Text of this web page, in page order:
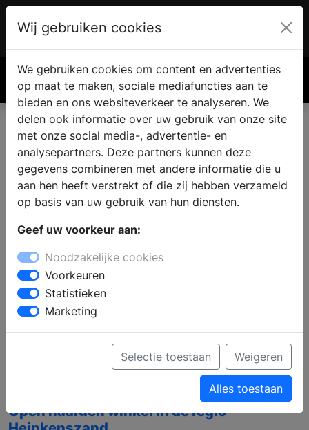
€ 0.00
Eigen haard of kachel vinden
in Heinkenszand
Heinkenszand kunt u inspiratie op doen bij de
haardenspecialist. Bij een specialist zijn verschillende
soorten haarden te bezichtigen en kunt u uitzoeken
wat de mogelijkheden zijn voor uw woning, interieur
en budget. Bij de haardenspeciaalzaak vindt u alles op
het gebied van houthaarden en gashaarden,
vrijstaand en inbouw, of pellet kachels, houtkachels
en gaskachels. Bovendien kunt u zich laten
informeren over een vakkundige installatie en de
Open haarden winkel in de regio
Wij gebruiken cookies
We gebruiken cookies om content en advertenties
op maat te maken, sociale mediafuncties aan te
bieden en ons websiteverkeer te analyseren. We
delen ook informatie over uw gebruik van onze site
met onze social media-, advertentie- en
analysepartners. Deze partners kunnen deze
gegevens combineren met andere informatie die u
aan hen heeft verstrekt of die zij hebben verzameld
op basis van uw gebruik van hun diensten.
Geef uw voorkeur aan:
Noodzakelijke cookies
Voorkeuren
Statistieken
Marketing
Selectie toestaan Weigeren
Alles toestaan